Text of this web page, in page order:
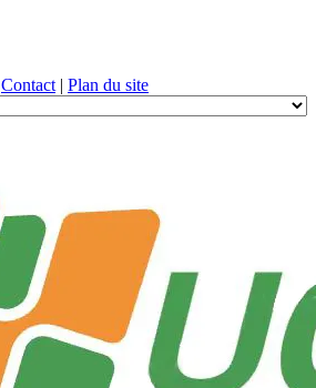
Contact | Plan du site